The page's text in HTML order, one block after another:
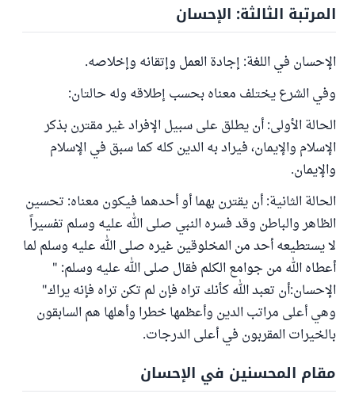
المرتبة الثالثة: الإحسان
الإحسان في اللغة: إجادة العمل وإتقانه وإخلاصه.
وفي الشرع يختلف معناه بحسب إطلاقه وله حالتان:
الحالة الأولى: أن يطلق على سبيل الإفراد غير مقترن بذكر
الإسلام والإيمان، فيراد به الدين كله كما سبق في الإسلام
والإيمان.
الحالة الثانية: أن يقترن بهما أو أحدهما فيكون معناه: تحسين
الظاهر والباطن وقد فسره النبي صلى الله عليه وسلم تفسيراً
لا يستطيعه أحد من المخلوقين غيره صلى الله عليه وسلم لما
أعطاه الله من جوامع الكلم فقال صلى الله عليه وسلم: "
الإحسان:أن تعبد الله كأنك تراه فإن لم تكن تراه فإنه يراك"
وهي أعلى مراتب الدين وأعظمها خطرا وأهلها هم السابقون
بالخيرات المقربون في أعلى الدرجات.
مقام المحسنين في الإحسان